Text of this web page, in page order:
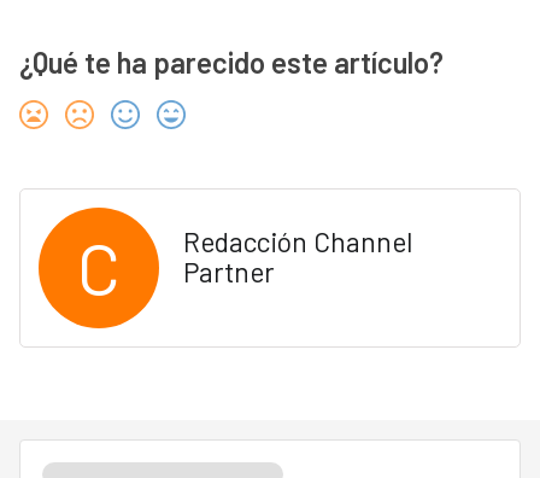
¿Qué te ha parecido este artículo?
C
Redacción Channel
Partner